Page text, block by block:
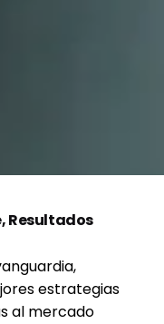
Resultados
estrategias
al mercado